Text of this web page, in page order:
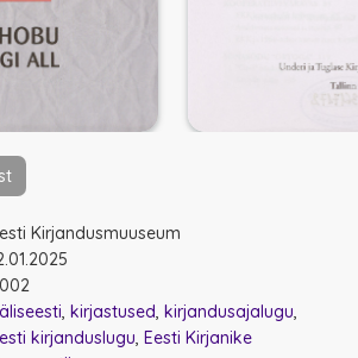
Kirjandusmuuseum
kirjastused kirjandusajalugu
kirjanduslugu Eesti Kirjanike